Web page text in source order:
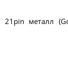
21pin металл